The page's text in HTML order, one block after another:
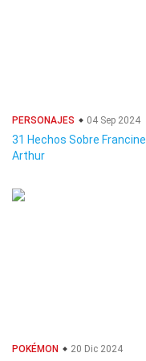
PERSONAJES 04 Sep 2024
31 Hechos Sobre Francine
Arthur
POKÉMON 20 Dic 2024